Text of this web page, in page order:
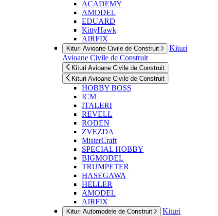
ACADEMY
AMODEL
EDUARD
KittyHawk
AIRFIX
Kituri Avioane Civile de Construit
Kituri
Avioane Civile de Construit
Kituri Avioane Civile de Construit
Kituri Avioane Civile de Construit
HOBBY BOSS
ICM
ITALERI
REVELL
RODEN
ZVEZDA
MisterCraft
SPECIAL HOBBY
BIGMODEL
TRUMPETER
HASEGAWA
HELLER
AMODEL
AIRFIX
Kituri Automodele de Construit
Kituri